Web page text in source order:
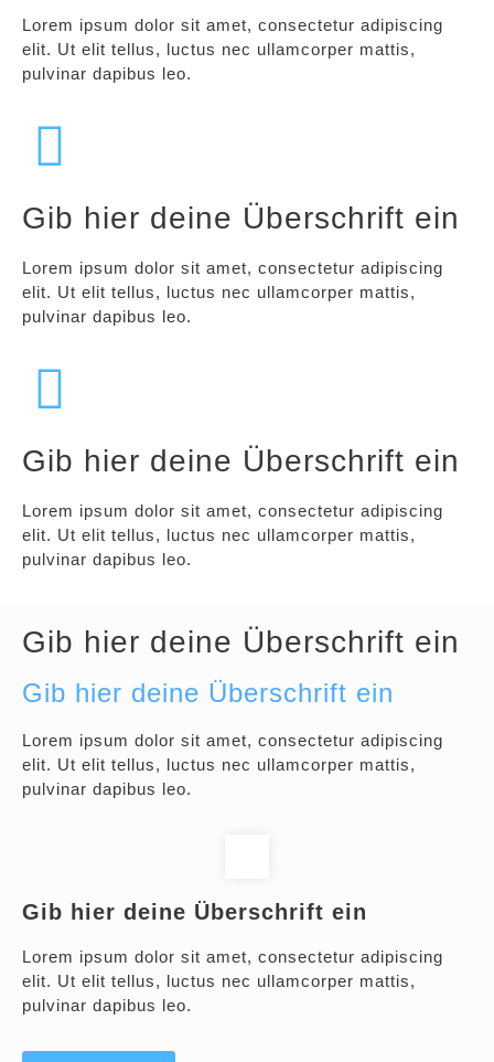
Lorem ipsum dolor sit amet, consectetur adipiscing
elit. Ut elit tellus, luctus nec ullamcorper mattis,
pulvinar dapibus leo.
Gib hier deine Überschrift ein
Lorem ipsum dolor sit amet, consectetur adipiscing
elit. Ut elit tellus, luctus nec ullamcorper mattis,
pulvinar dapibus leo.
Gib hier deine Überschrift ein
Lorem ipsum dolor sit amet, consectetur adipiscing
elit. Ut elit tellus, luctus nec ullamcorper mattis,
pulvinar dapibus leo.
Gib hier deine Überschrift ein
Gib hier deine Überschrift ein
Lorem ipsum dolor sit amet, consectetur adipiscing
elit. Ut elit tellus, luctus nec ullamcorper mattis,
pulvinar dapibus leo.
Gib hier deine Überschrift ein
Lorem ipsum dolor sit amet, consectetur adipiscing
elit. Ut elit tellus, luctus nec ullamcorper mattis,
pulvinar dapibus leo.